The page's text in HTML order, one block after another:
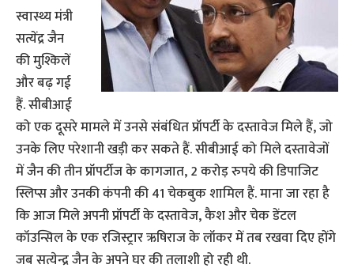
स्वास्थ्य मंत्री
सत्येंद्र जैन
की मुश्किलें
और बढ़ गई
हैं. सीबीआई
को एक दूसरे मामले में उनसे संबंधित प्रॉपर्टी के दस्तावेज मिले हैं, जो
उनके लिए परेशानी खड़ी कर सकते हैं. सीबीआई को मिले दस्तावेजों
में जैन की तीन प्रॉपर्टीज के कागजात, 2 करोड़ रुपये की डिपाजिट
स्लिप्स और उनकी कंपनी की 41 चेकबुक शामिल हैं. माना जा रहा है
कि आज मिले अपनी प्रॉपर्टी के दस्तावेज, कैश और चेक डेंटल
कॉउन्सिल के एक रजिस्ट्रार ऋषिराज के लॉकर में तब रखवा दिए होंगे
जब सत्येन्द्र जैन के अपने घर की तलाशी हो रही थी.